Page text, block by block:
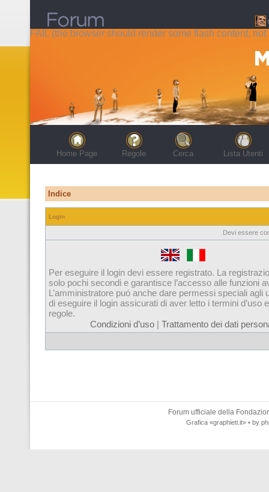
FAIL (the browser should render some flash content, not
Home Page Regole Cerca Lista Utenti
Indice
Login
Devi essere
Per eseguire il login devi essere registrato. La
solo pochi secondi e garantisce l’accesso alle funzioni
L’amministratore puó anche dare permessi speciali agli
di eseguire il login assicurati di aver letto i termini d’uso
regole.
Condizioni d’uso | Trattamento dei dati
Forum ufficiale della
Grafica «graphieti.it» • by